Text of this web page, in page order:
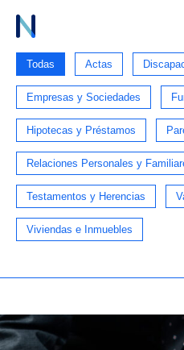
Todas Actas
Empresas y Sociedades
Hipotecas y Préstamos
Relaciones Personales y
Testamentos y Herencias
Viviendas e Inmuebles